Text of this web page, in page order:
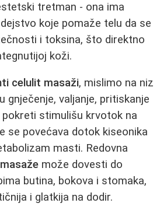
tretman - ona ima
koje pomaže telu da se
i toksina, što direktno
koži.
celulit masaži, mislimo na niz
gnječenje, valjanje, pritiskanje
pokreti stimulišu krvotok na
se povećava dotok kiseonika
masti. Redovna
može dovesti do
butina, bokova i stomaka,
i glatkija na dodir.